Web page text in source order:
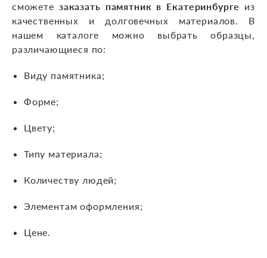
сможете заказать памятник в Екатеринбурге из
качественных и долговечных материалов. В
нашем каталоге можно выбрать образцы,
различающиеся по:
Виду памятника;
Форме;
Цвету;
Типу материала;
Количеству людей;
Элементам оформления;
Цене.